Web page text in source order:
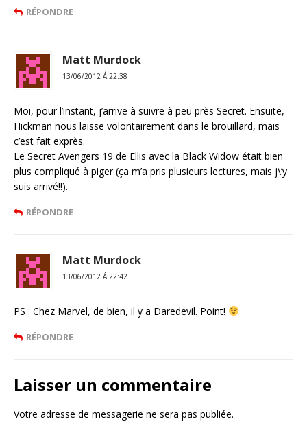
RÉPONDRE
Matt Murdock
13/06/2012 Á 22:38
Moi, pour l’instant, j’arrive à suivre à peu près Secret. Ensuite,
Hickman nous laisse volontairement dans le brouillard, mais
c’est fait exprès.
Le Secret Avengers 19 de Ellis avec la Black Widow était bien
plus compliqué à piger (ça m’a pris plusieurs lectures, mais j\’y
suis arrivé!!).
RÉPONDRE
Matt Murdock
13/06/2012 Á 22:42
PS : Chez Marvel, de bien, il y a Daredevil. Point!
RÉPONDRE
Laisser un commentaire
Votre adresse de messagerie ne sera pas publiée.